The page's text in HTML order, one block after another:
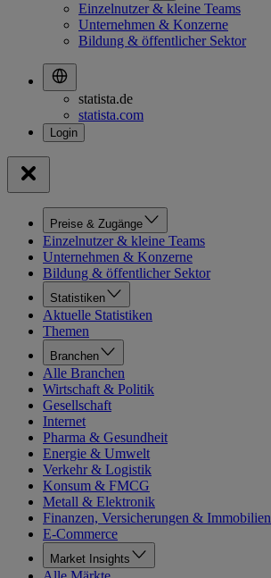
Einzelnutzer & kleine Teams
Unternehmen & Konzerne
Bildung & öffentlicher Sektor
statista.de
statista.com
Preise & Zugänge
Einzelnutzer & kleine Teams
Unternehmen & Konzerne
Bildung & öffentlicher Sektor
Statistiken
Aktuelle Statistiken
Themen
Branchen
Alle Branchen
Wirtschaft & Politik
Gesellschaft
Internet
Pharma & Gesundheit
Energie & Umwelt
Verkehr & Logistik
Konsum & FMCG
Metall & Elektronik
Finanzen, Versicherungen & Immobilien
E-Commerce
Market Insights